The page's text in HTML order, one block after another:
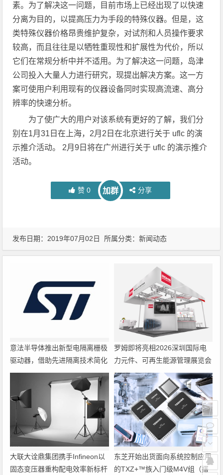
素。为了解决这一问题，目前市场上已经出现了以快速
分离为目的，以提高压力为手段的特殊仪器。但是，这
类特殊仪器价格昂贵维护复杂，对试剂和人员操作要求
较高，而且往往是以牺牲重现性和扩展性为代价，所以
它们在常规分析中并不适用。为了解决这一问题，岛津
公司投入大量人力进行研究，现提出解决方案。这一方
案可使用户利用现有的仪器设备同时实现高流速、高分
辨率的快速分析。
为了使广大的用户对该系统有更好的了解，我们分
别在1月31日在上海，2月2日在北京进行关于 uflc 的演
示推介活动。 2月9日将在广州进行关于 uflc 的演示推介
活动。
赞 0 加群 分享
发布日期：2019年07月02日 所属分类：新闻动态
意法半导体推出新型电隔离栅极
驱动器，借助先进隔离技术简化
电源设计
罗姆即将亮相2026深圳国际电
力元件、可再生能源管理展览会
暨研讨会
大联大诠鼎集团携手Infineon以
固态变压器重构配电效率新标杆
东芝开始出货面向系统控制应用
的TXZ+™族入门级M4V组（搭